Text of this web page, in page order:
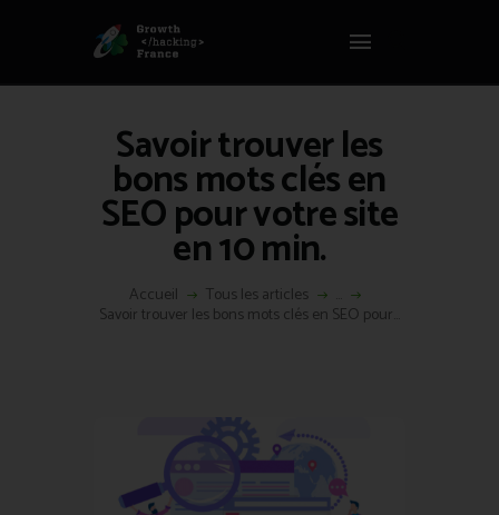
Savoir trouver les
bons mots clés en
SEO pour votre site
en 10 min.
Accueil Tous les articles
Savoir trouver les bons mots clés en SEO pour...
GROWTH HACKING FRANCE
ACCUEIL
HACKS
VOUS ÊTES ?
RESSOURCES
L’AGENCE
ÉTHIQUE